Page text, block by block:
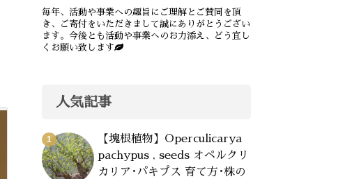
毎年、活動や事業への趣旨にご理解とご賛同を頂
き、ご寄付をいただきまして誠にありがとうござい
ます。今後とも活動や事業へのお力添え、どう宜し
くお願い致します
人気記事
【塊根植物】Operculicarya
pachypus , seeds オペルクリ
カリア･パキプス 育て方･株の